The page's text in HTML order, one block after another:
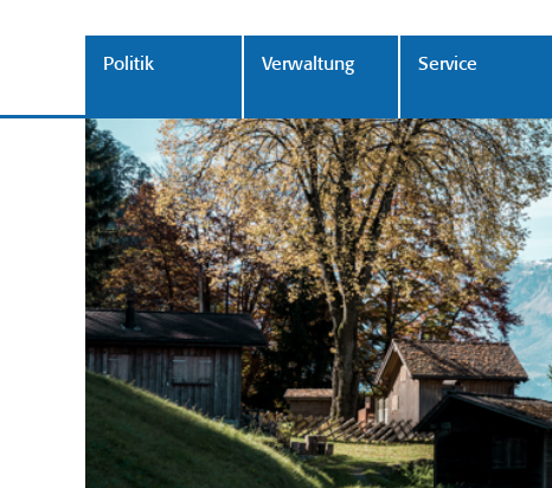
Politik Verwaltung Service